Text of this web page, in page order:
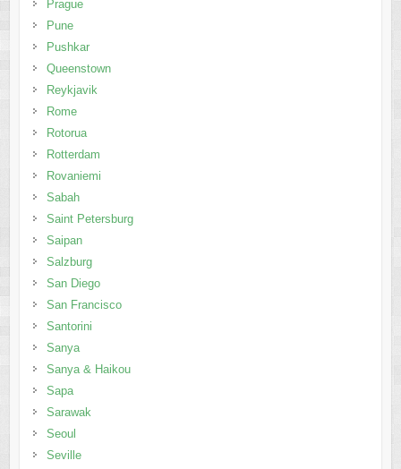
Prague
Pune
Pushkar
Queenstown
Reykjavik
Rome
Rotorua
Rotterdam
Rovaniemi
Sabah
Saint Petersburg
Saipan
Salzburg
San Diego
San Francisco
Santorini
Sanya
Sanya & Haikou
Sapa
Sarawak
Seoul
Seville